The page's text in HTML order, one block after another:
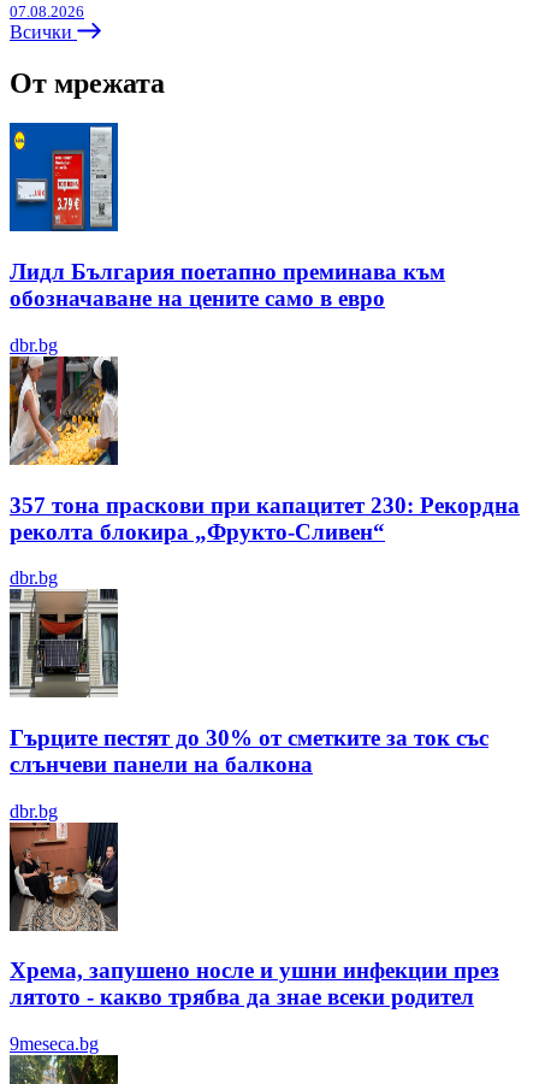
07.08.2026
Всички
От мрежата
Лидл България поетапно преминава към
обозначаване на цените само в евро
dbr.bg
357 тона праскови при капацитет 230: Рекордна
реколта блокира „Фрукто-Сливен“
dbr.bg
Гърците пестят до 30% от сметките за ток със
слънчеви панели на балкона
dbr.bg
Хрема, запушено носле и ушни инфекции през
лятотo - какво трябва да знае всеки родител
9meseca.bg